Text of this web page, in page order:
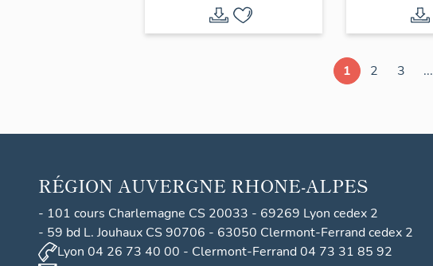
1 2 3 ...
RÉGION AUVERGNE RHONE-ALPES
- 101 cours Charlemagne CS 20033 - 69269 Lyon cedex 2
- 59 bd L. Jouhaux CS 90706 - 63050 Clermont-Ferrand cedex 2
Lyon 04 26 73 40 00 - Clermont-Ferrand 04 73 31 85 92